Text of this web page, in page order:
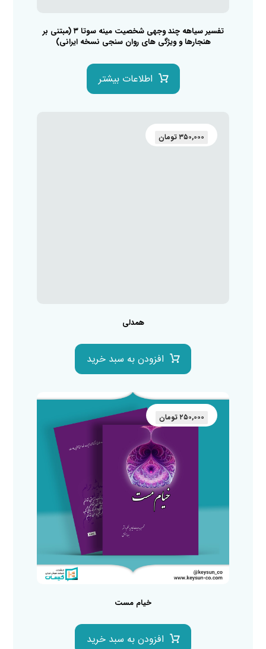
تفسیر سیاهه چند وجهی شخصیت مینه سوتا ۳ (مبتنی بر
هنجارها و ویژگی های روان سنجی نسخه ایرانی)
اطلاعات بیشتر
همدلی
۳۵۰,۰۰۰ تومان
افزودن به سبد خرید
خیام مست
۲۵۰,۰۰۰ تومان
افزودن به سبد خرید